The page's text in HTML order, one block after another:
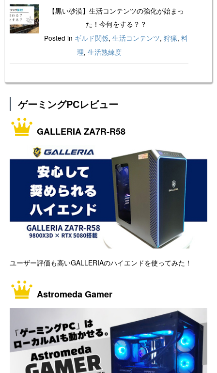
【黒い砂漠】生活コンテンツの強化が始まっ
た！今何をする？？
Posted in ギルド関係, 生活コンテンツ, 狩猟, 料
理, 生活熟練度
ゲーミングPCレビュー
GALLERIA ZA7R-R58
ユーザー評価も高いGALLERIAのハイエンドを使ってみた！
Astromeda Gamer